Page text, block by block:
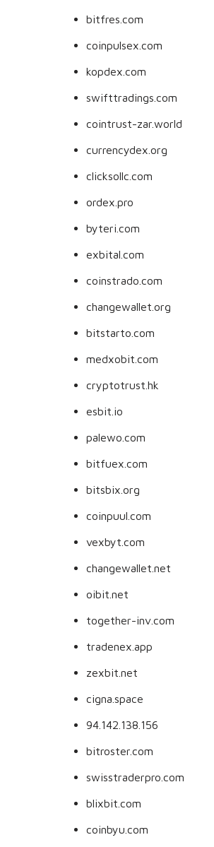
bitfres.com
coinpulsex.com
kopdex.com
swifttradings.com
cointrust-zar.world
currencydex.org
clicksollc.com
ordex.pro
byteri.com
exbital.com
coinstrado.com
changewallet.org
bitstarto.com
medxobit.com
cryptotrust.hk
esbit.io
palewo.com
bitfuex.com
bitsbix.org
coinpuul.com
vexbyt.com
changewallet.net
oibit.net
together-inv.com
tradenex.app
zexbit.net
cigna.space
94.142.138.156
bitroster.com
swisstraderpro.com
blixbit.com
coinbyu.com